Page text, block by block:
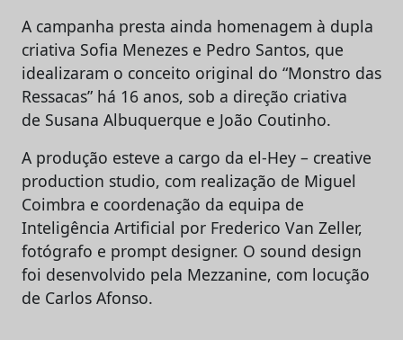
A campanha presta ainda homenagem à dupla
criativa Sofia Menezes e Pedro Santos, que
idealizaram o conceito original do “Monstro das
Ressacas” há 16 anos, sob a direção criativa
de Susana Albuquerque e João Coutinho.
A produção esteve a cargo da el‑Hey – creative
production studio, com realização de Miguel
Coimbra e coordenação da equipa de
Inteligência Artificial por Frederico Van Zeller,
fotógrafo e prompt designer. O sound design
foi desenvolvido pela Mezzanine, com locução
de Carlos Afonso.